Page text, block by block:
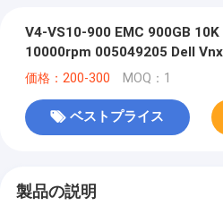
V4-VS10-900 EMC 900GB 10K
10000rpm 005049205 Dell
価格：200-300 MOQ：1
ベストプライス
製品の説明